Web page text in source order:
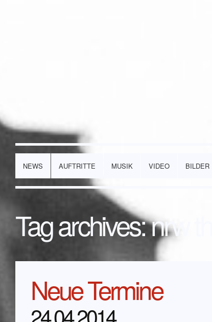
NEWS AUFTRITTE MUSIK VIDEO BILDER
Tag archives:nrw
Neue Termine